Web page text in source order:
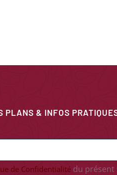
PLANS & INFOS
de Confidentialité du